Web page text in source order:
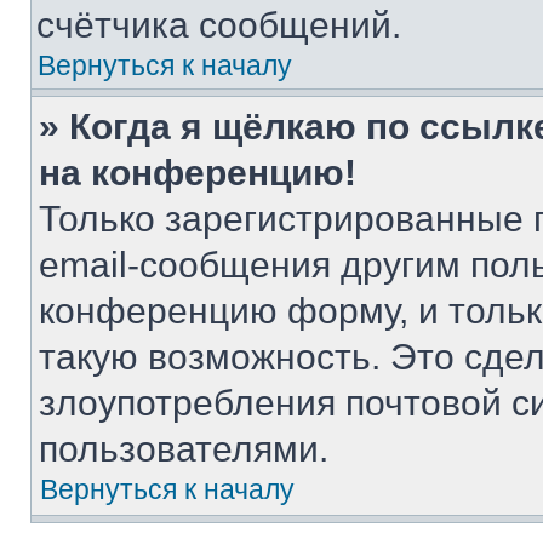
счётчика сообщений.
Вернуться к началу
» Когда я щёлкаю по
на конференцию!
Только зарегистрированные
email-сообщения другим
конференцию форму, и
такую возможность. Это
злоупотребления почтовой
пользователями.
Вернуться к началу